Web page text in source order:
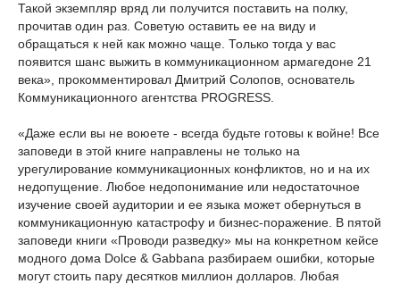
Такой экземпляр вряд ли получится поставить на полку,
прочитав один раз. Советую оставить ее на виду и
обращаться к ней как можно чаще. Только тогда у вас
появится шанс выжить в коммуникационном армагедоне 21
века», прокомментировал Дмитрий Солопов, основатель
Коммуникационного агентства PROGRESS.
«Даже если вы не воюете - всегда будьте готовы к войне! Все
заповеди в этой книге направлены не только на
урегулирование коммуникационных конфликтов, но и на их
недопущение. Любое недопонимание или недостаточное
изучение своей аудитории и ее языка может обернуться в
коммуникационную катастрофу и бизнес-поражение. В пятой
заповеди книги «Проводи разведку» мы на конкретном кейсе
модного дома Dolce & Gabbana разбираем ошибки, которые
могут стоить пару десятков миллион долларов. Любая